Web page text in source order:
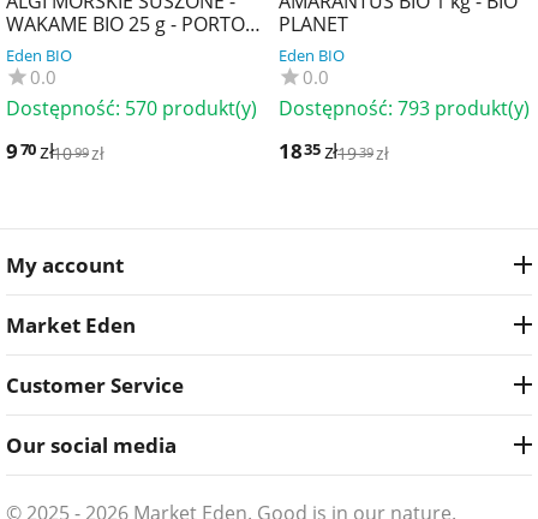
WAKAME BIO 25 g - PORTO
MUINOS
Eden BIO
0.0
Dostępność: 570 produkt(y)
970zł1099zł
PLANET
Eden BIO
0.0
Dostępność: 793 produkt(y)
1835zł1939zł
My account
Market Eden
Customer Service
Our social media
© 2025 - 2026 Market Eden. Good is in our nature.